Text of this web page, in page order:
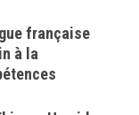
française
à la